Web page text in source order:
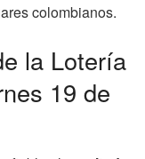
colombianos.
la Lotería
19 de